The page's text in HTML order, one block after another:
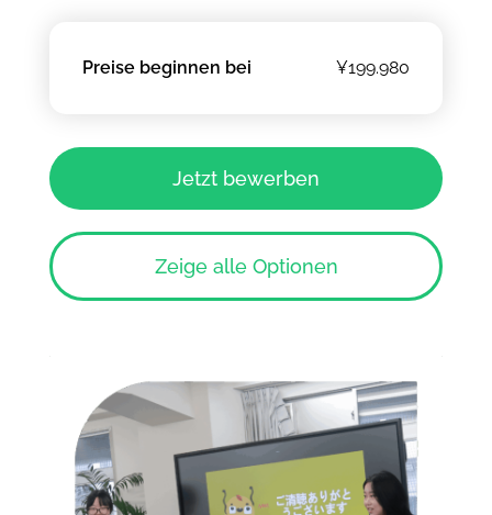
Preise beginnen bei ¥199.980
Jetzt bewerben
Zeige alle Optionen